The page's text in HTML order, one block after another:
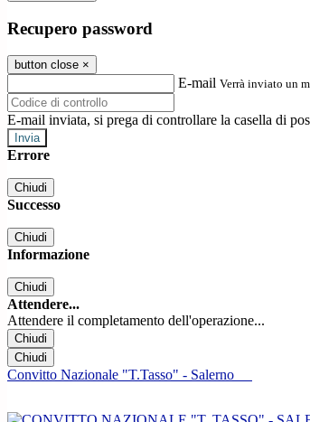
Recupero password
button close ×
E-mail Verrà inviato un
E-mail inviata, si prega di controllare la casella di
Errore
Chiudi
Successo
Chiudi
Informazione
Chiudi
Attendere...
Attendere il completamento dell'operazione...
Chiudi
Chiudi
Convitto Nazionale "T.Tasso" - Salerno